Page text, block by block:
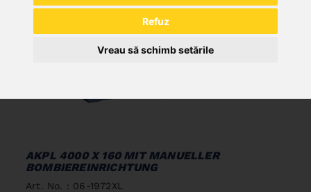
Refuz
Vreau să schimb setările
AKPL 4000 X 160 MIT MANUELLER
BOMBIEREINRICHTUNG
Art. No. : 06-1972XL